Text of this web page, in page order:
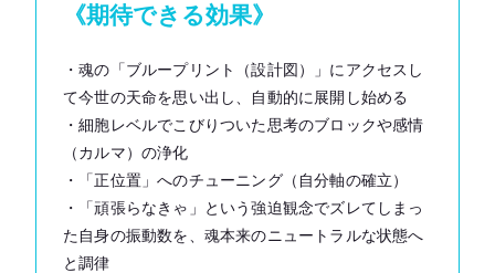
《期待できる効果》
・魂の「ブループリント（設計図）」にアクセスし
て今世の天命を思い出し、自動的に展開し始める
・細胞レベルでこびりついた思考のブロックや感情
（カルマ）の浄化
・「正位置」へのチューニング（自分軸の確立）
・「頑張らなきゃ」という強迫観念でズレてしまっ
た自身の振動数を、魂本来のニュートラルな状態へ
と調律